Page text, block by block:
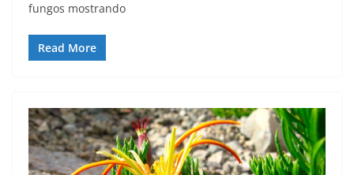
fungos mostrando
Read More